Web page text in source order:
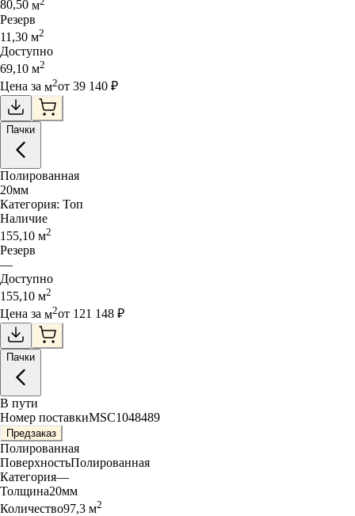
80,50 м
Резерв
11,30 м2
Доступно
69,10 м2
Цена за м2от 39 140 ₽
Пачки
Полированная
20мм
Категория: Топ
Наличие
155,10 м2
Резерв
—
Доступно
155,10 м2
Цена за м2от 121 148 ₽
Пачки
В пути
Номер поставкиMSC1048489
Предзаказ
Полированная
ПоверхностьПолированная
Категория—
Толщина20мм
Количество97,3 м2